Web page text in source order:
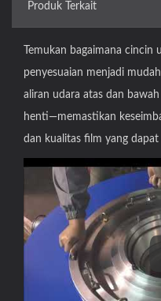
Produk Terkait
Temukan bagaimana cincin
penyesuaian menjadi
aliran udara atas dan
henti—memastikan
dan kualitas film yang dapat